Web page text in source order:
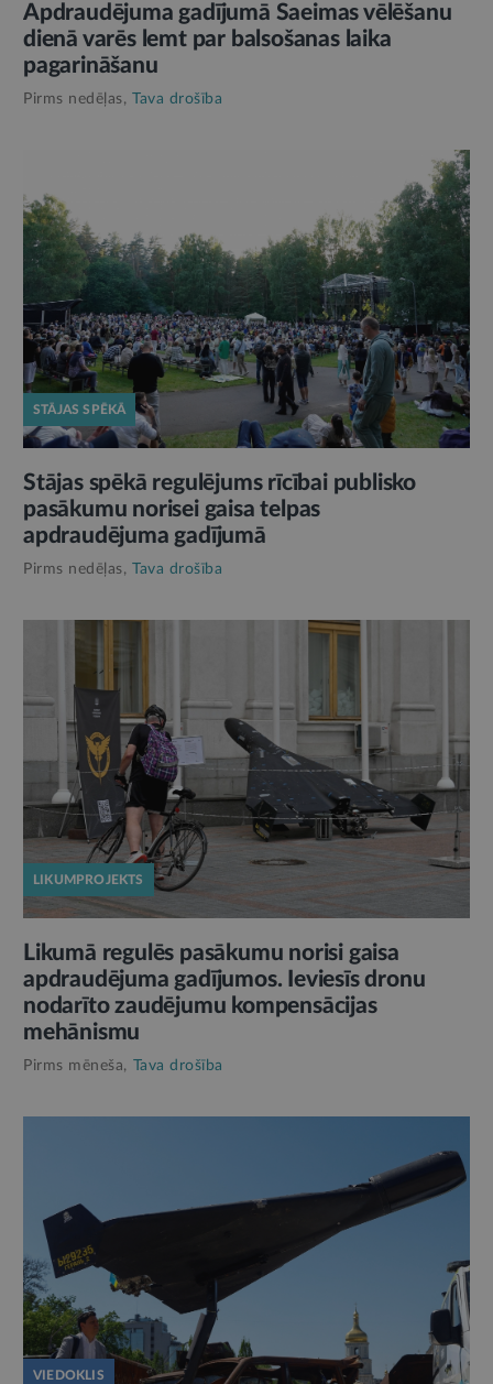
Apdraudējuma gadījumā Saeimas vēlēšanu
dienā varēs lemt par balsošanas laika
pagarināšanu
Pirms nedēļas, Tava drošība
STĀJAS SPĒKĀ
Stājas spēkā regulējums rīcībai publisko
pasākumu norisei gaisa telpas
apdraudējuma gadījumā
Pirms nedēļas, Tava drošība
LIKUMPROJEKTS
Likumā regulēs pasākumu norisi gaisa
apdraudējuma gadījumos. Ieviesīs dronu
nodarīto zaudējumu kompensācijas
mehānismu
Pirms mēneša, Tava drošība
VIEDOKLIS